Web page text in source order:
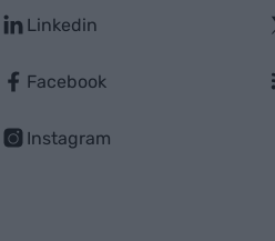
Linkedin
Facebook
Instagram